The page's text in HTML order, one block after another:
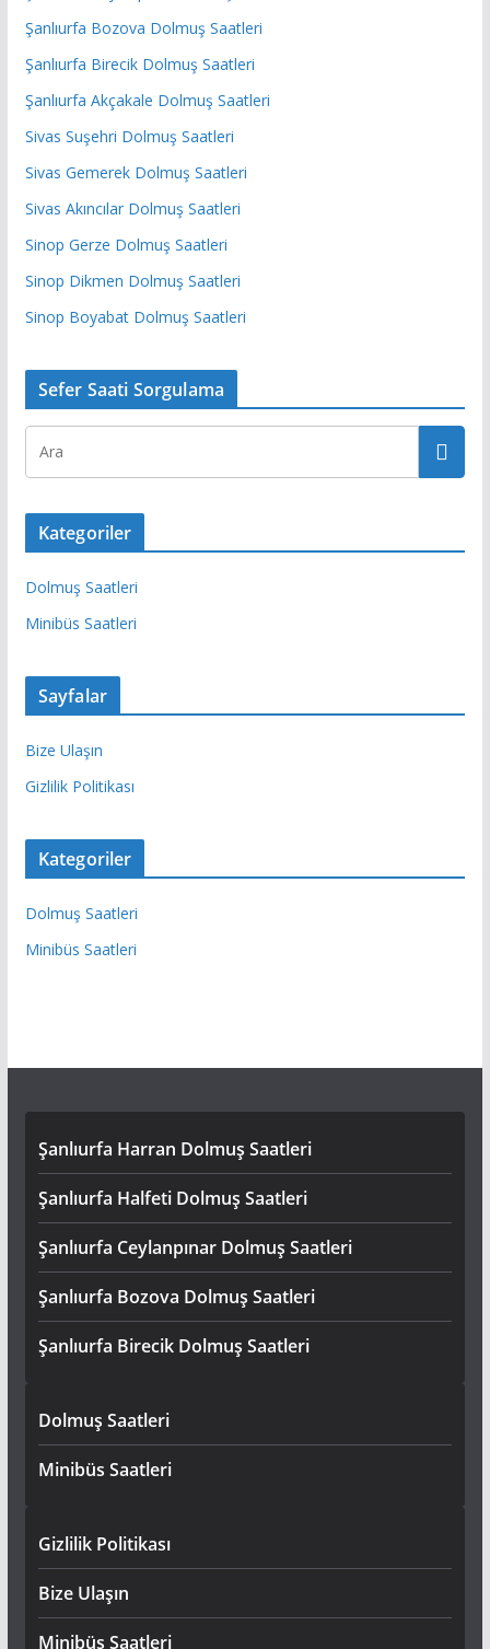
Şanlıurfa Bozova Dolmuş Saatleri
Şanlıurfa Birecik Dolmuş Saatleri
Şanlıurfa Akçakale Dolmuş Saatleri
Sivas Suşehri Dolmuş Saatleri
Sivas Gemerek Dolmuş Saatleri
Sivas Akıncılar Dolmuş Saatleri
Sinop Gerze Dolmuş Saatleri
Sinop Dikmen Dolmuş Saatleri
Sinop Boyabat Dolmuş Saatleri
Sefer Saati Sorgulama
Kategoriler
Dolmuş Saatleri
Minibüs Saatleri
Sayfalar
Bize Ulaşın
Gizlilik Politikası
Kategoriler
Dolmuş Saatleri
Minibüs Saatleri
Şanlıurfa Harran Dolmuş Saatleri
Şanlıurfa Halfeti Dolmuş Saatleri
Şanlıurfa Ceylanpınar Dolmuş Saatleri
Şanlıurfa Bozova Dolmuş Saatleri
Şanlıurfa Birecik Dolmuş Saatleri
Dolmuş Saatleri
Minibüs Saatleri
Gizlilik Politikası
Bize Ulaşın
Minibüs Saatleri